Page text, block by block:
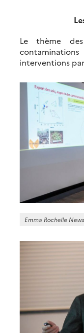
Le thème
interventions
Emma Rochelle